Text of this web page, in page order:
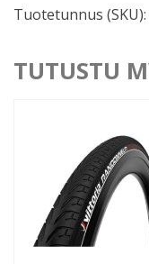
Tuotetunnus (SKU):
TUTUSTU